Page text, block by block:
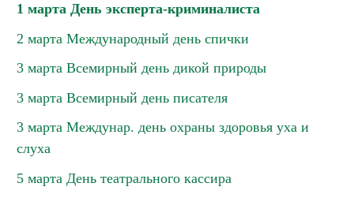
1 марта День эксперта-криминалиста
2 марта Международный день спички
3 марта Всемирный день дикой природы
3 марта Всемирный день писателя
3 марта Междунар. день охраны здоровья уха и
слуха
5 марта День театрального кассира